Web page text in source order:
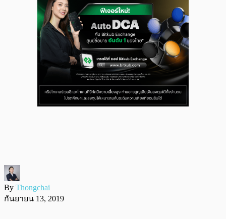
By Thongchai
กันยายน 13, 2019